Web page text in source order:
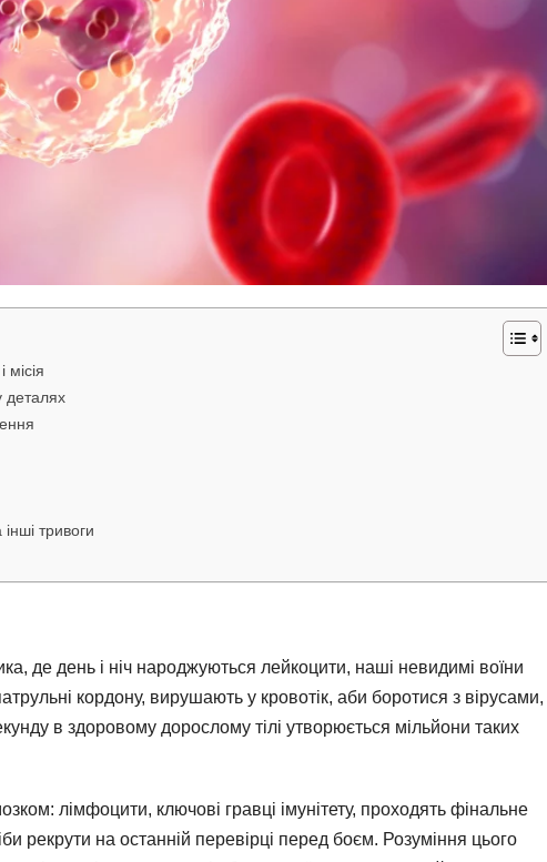
деталях
тривоги
де день і ніч народжуються лейкоцити, наші невидимі воїни
кордону, вирушають у кровотік, аби боротися з вірусами,
в здоровому дорослому тілі утворюється мільйони таких
лімфоцити, ключові гравці імунітету, проходять фінальне
рекрути на останній перевірці перед боєм. Розуміння цього